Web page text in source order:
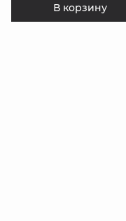
В корзину